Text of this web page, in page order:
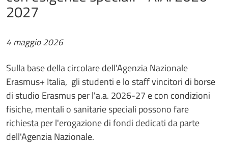
2027
4 maggio 2026
Sulla base della circolare dell'Agenzia Nazionale
Erasmus+ Italia, gli studenti e lo staff vincitori di borse
di studio Erasmus per l'a.a. 2026-27 e con condizioni
fisiche, mentali o sanitarie speciali possono fare
richiesta per l'erogazione di fondi dedicati da parte
dell'Agenzia Nazionale.